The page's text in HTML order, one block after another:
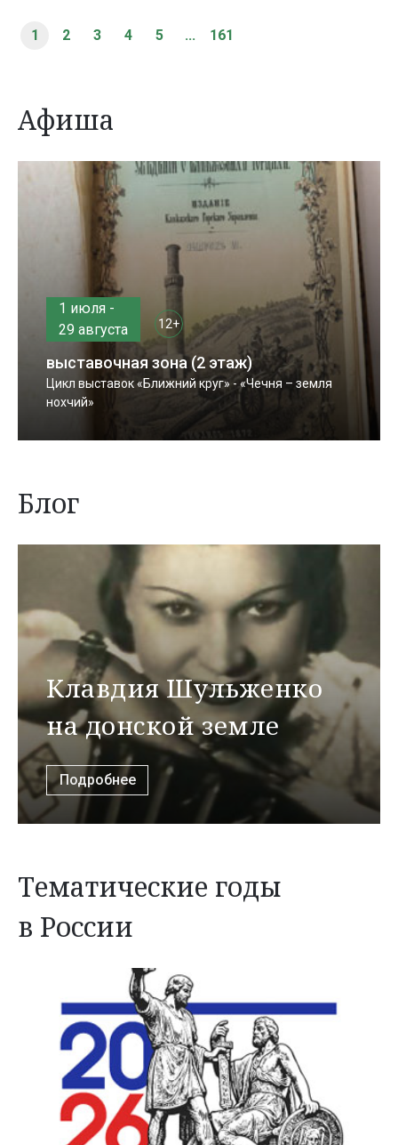
1 2 3 4 5 ... 161
Афиша
1 июля -
29 августа
12+
выставочная зона (2 этаж)
Цикл выставок «Ближний круг» - «Чечня – земля
нохчий»
Блог
Клавдия Шульженко
на донской земле
Подробнее
Тематические годы
в России